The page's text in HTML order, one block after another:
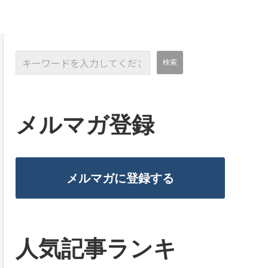
メルマガ登録
メルマガに登録する
人気記事ランキ